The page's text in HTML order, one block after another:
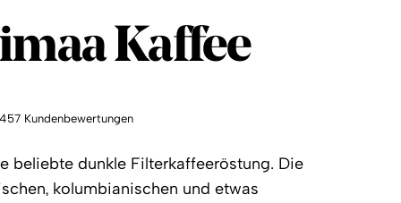
Kaffee
Kundenbewertungen
beliebte dunkle Filterkaffeeröstung. Die
kolumbianischen und etwas